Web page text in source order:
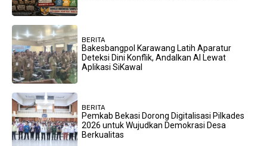
BERITA
Bakesbangpol Karawang Latih Aparatur
Deteksi Dini Konflik, Andalkan AI Lewat
Aplikasi SiKawal
BERITA
Pemkab Bekasi Dorong Digitalisasi Pilkades
2026 untuk Wujudkan Demokrasi Desa
Berkualitas